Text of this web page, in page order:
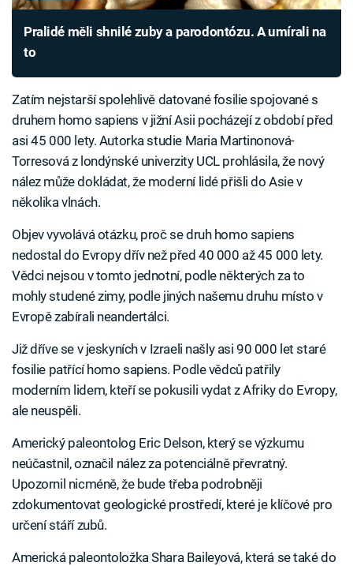
Pralidé měli shnilé zuby a parodontózu. A umírali na
to
Zatím nejstarší spolehlivě datované fosilie spojované s
druhem homo sapiens v jižní Asii pocházejí z období před
asi 45 000 lety. Autorka studie Maria Martinonová-
Torresová z londýnské univerzity UCL prohlásila, že nový
nález může dokládat, že moderní lidé přišli do Asie v
několika vlnách.
Objev vyvolává otázku, proč se druh homo sapiens
nedostal do Evropy dřív než před 40 000 až 45 000 lety.
Vědci nejsou v tomto jednotní, podle některých za to
mohly studené zimy, podle jiných našemu druhu místo v
Evropě zabírali neandertálci.
Již dříve se v jeskyních v Izraeli našly asi 90 000 let staré
fosilie patřící homo sapiens. Podle vědců patřily
moderním lidem, kteří se pokusili vydat z Afriky do Evropy,
ale neuspěli.
Americký paleontolog Eric Delson, který se výzkumu
neúčastnil, označil nález za potenciálně převratný.
Upozornil nicméně, že bude třeba podrobněji
zdokumentovat geologické prostředí, které je klíčové pro
určení stáří zubů.
Americká paleontoložka Shara Baileyová, která se také do